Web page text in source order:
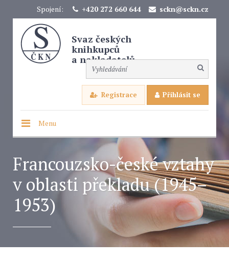
Spojení: +420 272 660 644 sckn@sckn.cz
Svaz českých
knihkupců
a nakladatelů
Registrace Přihlásit se
Menu
Francouzsko-české vztahy
v oblasti překladu (1945–
1953)